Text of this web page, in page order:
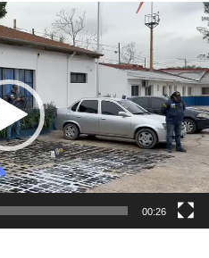
00:26